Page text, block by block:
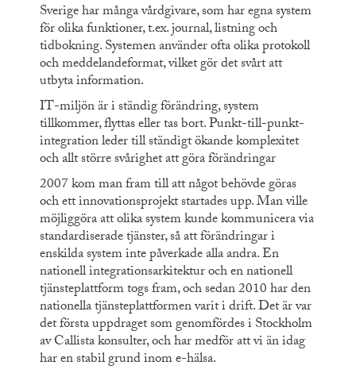
Sverige har många vårdgivare, som har egna system
för olika funktioner, t.ex. journal, listning och
tidbokning. Systemen använder ofta olika protokoll
och meddelandeformat, vilket gör det svårt att
utbyta information.
IT-miljön är i ständig förändring, system
tillkommer, flyttas eller tas bort. Punkt-till-punkt-
integration leder till ständigt ökande komplexitet
och allt större svårighet att göra förändringar
2007 kom man fram till att något behövde göras
och ett innovationsprojekt startades upp. Man ville
möjliggöra att olika system kunde kommunicera via
standardiserade tjänster, så att förändringar i
enskilda system inte påverkade alla andra. En
nationell integrationsarkitektur och en nationell
tjänsteplattform togs fram, och sedan 2010 har den
nationella tjänsteplattformen varit i drift. Det är var
det första uppdraget som genomfördes i Stockholm
av Callista konsulter, och har medför att vi än idag
har en stabil grund inom e-hälsa.